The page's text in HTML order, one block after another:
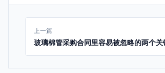
上一篇
玻璃棉管采购合同里容易被忽略的两个关